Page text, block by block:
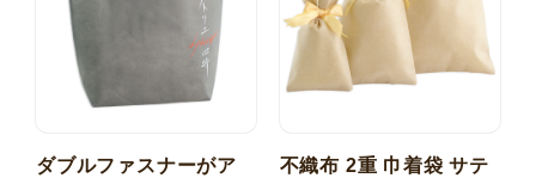
ダブルファスナーがア
不織布 2重 巾着袋 サテ